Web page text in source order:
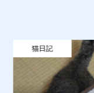
買取り
猫日記